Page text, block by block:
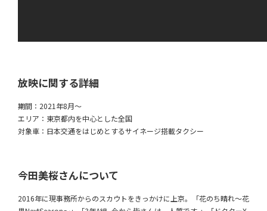
放映に関する詳細
期間：2021年8月〜
エリア：東京都内を中心とした全国
対象車：日本交通をはじめとするサイネージ搭載タクシー
今田美桜さんについて
2016年に現事務所からのスカウトをきっかけに上京。「花のち晴れ〜花